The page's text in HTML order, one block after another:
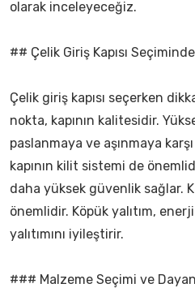
olarak inceleyeceğiz.
## Çelik Giriş Kapısı
Çelik giriş kapısı seçerken
nokta, kapının kalitesidir.
paslanmaya ve aşınmaya
kapının kilit sistemi de
daha yüksek güvenlik sağlar.
önemlidir. Köpük yalıtım,
yalıtımını iyileştirir.
### Malzeme Seçimi ve